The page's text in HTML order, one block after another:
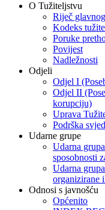
O Tužiteljstvu
Riječ
Kodeks
Poruke
Povijest
Nadležnosti
Odjeli
Odjel I
Odjel II
korupciju)
Uprava
Podrška
Udarne grupe
Udarna
sposobnosti
Udarna
organizirane
Odnosi s javnošću
Općenito